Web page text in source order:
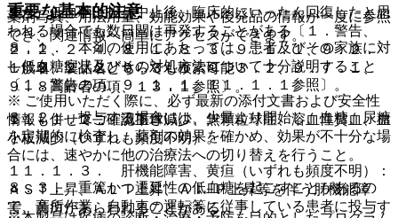
重要な基本的注意
８．１． 本剤の使用にあたっては、患者及びその家族に対
し低血糖症状及びその対処方法について十分説明すること
〔１．警告の項、９．１．１、１１．１．１参照〕。
８．２． 投与する場合には、少量より開始し、血糖、尿糖
を定期的に検査し、薬剤の効果を確かめ、効果が不十分な場
合には、速やかに他の治療法への切り替えを行うこと。
８．３． 重篤かつ遷延性の低血糖を起こすことがあるの
で、高所作業、自動車の運転等に従事している患者に投与す
また、低血糖は投与中止後、臨床的にいったん回復したと思
われる場合でも数日間は再発することがある〔１．警告、
２．２、２．４、８．１、８．３、９．１．１、９．２．
１、９．２．２、９．３．１、９．３．２、９．７．１、
９．８高齢者の項、１３．１参照〕。
１１．１．２． 汎血球減少、無顆粒球症、溶血性貧血、血
小板減少（いずれも頻度不明）。
１１．１．３． 肝機能障害、黄疸（いずれも頻度不明）：
ＡＳＴ上昇、ＡＬＴ上昇、Ａｌ−Ｐ上昇等を伴う肝機能障
害、黄疸があらわれることがある。
薬剤写真、用法用量、効能効果や後発品の情報が一度に参照
でき、関連情報へ簡単にアクセスができます。
一般名、製品名どちらでも検索可能！
※ ご使用いただく際に、必ず最新の添付文書および安全性
情報も併せてご確認下さい。